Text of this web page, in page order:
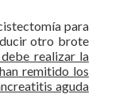
para
otro brote
debe realizar la
remitido los
aguda